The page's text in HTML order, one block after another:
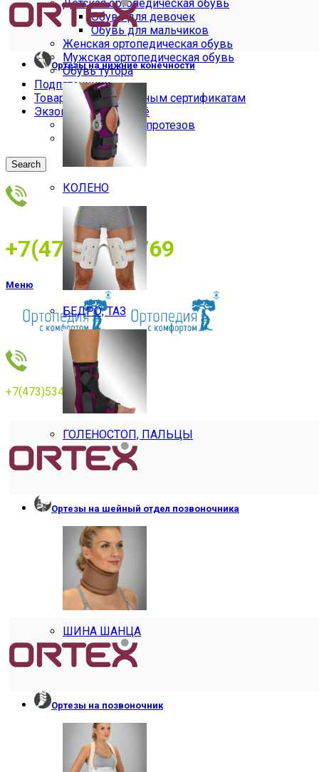
Детская ортопедическая обувь
Обувь для девочек
Обувь для мальчиков
Женская ортопедическая обувь
Мужская ортопедическая обувь
Обувь тутора
Подпяточники
Товары по электронным сертификатам
Экзопротезы и бельё
Бельё для экзопротезов
Экзопротезы
Search
+7(473)2534769
Меню
+7(473)534769
Ортезы на нижние конечности
КОЛЕНО
БЕДРО, ТАЗ
ГОЛЕНОСТОП, ПАЛЬЦЫ
Ортезы на шейный отдел позвоночника
ШИНА ШАНЦА
Ортезы на позвоночник